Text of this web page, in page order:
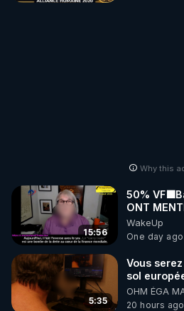
Why this
15:56
50%
ONT
Jocelyne
WakeUp
One day ago
5:35
Vous
sol
des dirigeants qui s'en
mettent
OHM ÉGA
20 hours ago